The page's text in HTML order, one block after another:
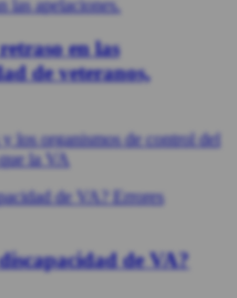
en las
de veteranos,
los organismos de control del
la VA
de VA?